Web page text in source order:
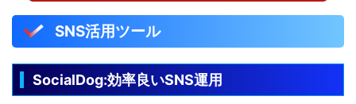
SNS活用ツール
SocialDog:効率良いSNS運用